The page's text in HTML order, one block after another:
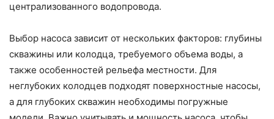
централизованного водопровода.
Выбор насоса зависит от нескольких факторов: глубины
скважины или колодца, требуемого объема воды, а
также особенностей рельефа местности. Для
неглубоких колодцев подходят поверхностные насосы,
а для глубоких скважин необходимы погружные